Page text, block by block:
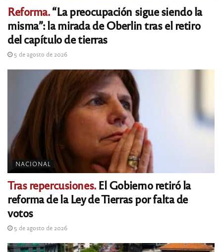
Reforma.“La preocupación sigue siendo la
misma”: la mirada de Oberlin tras el retiro
del capítulo de tierras
5 de agosto de 2026
NACIONAL
Tras repercusiones.El Gobierno retiró la
reforma de la Ley de Tierras por falta de
votos
5 de agosto de 2026